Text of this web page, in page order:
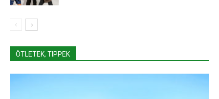
ÖTLETEK, TIPPEK